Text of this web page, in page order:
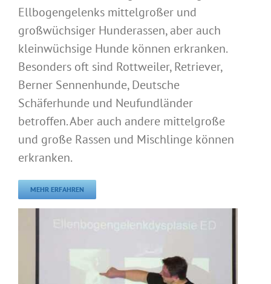
Ellbogengelenks mittelgroßer und
großwüchsiger Hunderassen, aber auch
kleinwüchsige Hunde können erkranken.
Besonders oft sind Rottweiler, Retriever,
Berner Sennenhunde, Deutsche
Schäferhunde und Neufundländer
betroffen. Aber auch andere mittelgroße
und große Rassen und Mischlinge können
erkranken.
MEHR ERFAHREN